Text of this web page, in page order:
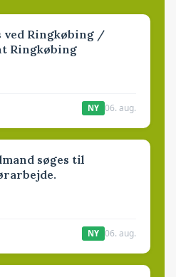
ved Ringkøbing /
Ringkøbing
NY 06. aug.
søges til
NY 06. aug.